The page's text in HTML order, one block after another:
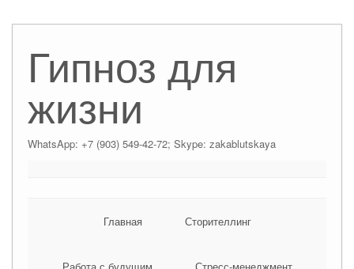
Гипноз для
жизни
WhatsApp: +7 (903) 549-42-72; Skype: zakablutskaya
Главная Сторителлинг